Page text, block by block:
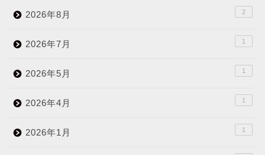
2026年8月 2
2026年7月 1
2026年5月 1
2026年4月 1
2026年1月 1